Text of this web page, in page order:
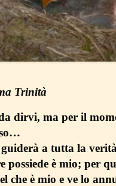
Trinità
dirvi, ma per il
a tutta la
possiede è mio; per
che è mio e ve lo